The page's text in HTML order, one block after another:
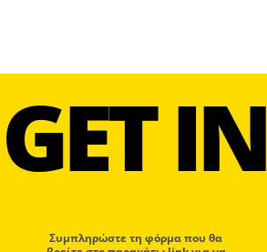
GET IN
Συμπληρώστε τη φόρμα που θα